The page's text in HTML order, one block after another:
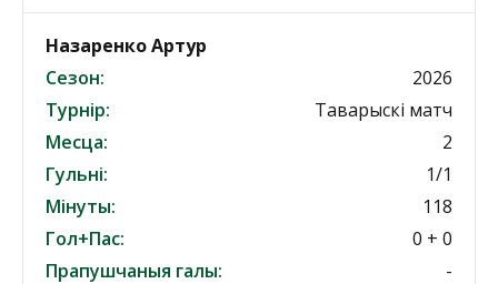
Назаренко Артур
Сезон:
2026
Турнір:
Таварыскі матч
Месца:
2
Гульні:
1/1
Мінуты:
118
Гол+Пас:
0 + 0
Прапушчаныя галы:
-